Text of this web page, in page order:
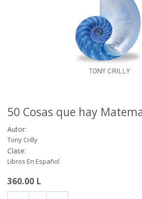
50 Cosas que hay
Autor:
Tony Crilly
Clase:
Libros En Español
360.00 L